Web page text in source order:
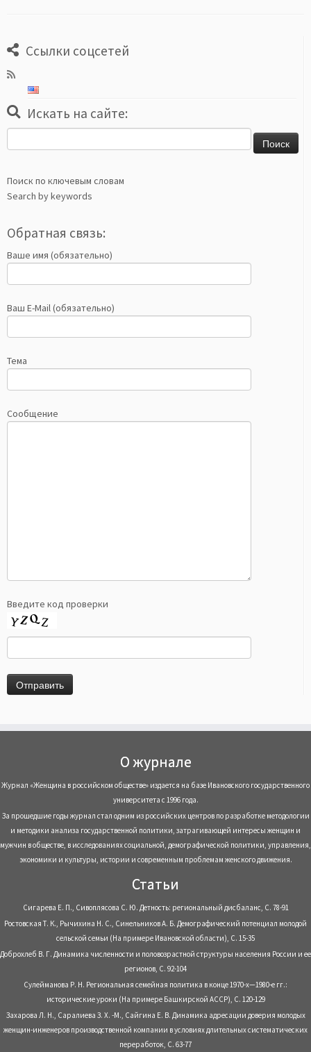
Ссылки соцсетей
Искать на сайте:
Поиск по ключевым словам
Search by keywords
Обратная связь:
Ваше имя (обязательно)
Ваш E-Mail (обязательно)
Тема
Сообщение
Введите код проверки
О журнале
Журнал «Женщина в российском обществе» издается на базе Ивановского государственного
университета с 1996 года.
За прошедшие годы журнал стал одним из российских центров по разработке методологии
и методики анализа государственной политики, затрагивающей интересы женщин и
мужчин в обществе, в исследованиях социальной, демографической политики, управления,
экономики и культуры, истории и современным проблемам женского движения.
Статьи
Сигарева Е. П., Сивоплясова С. Ю. Детность: региональный дисбаланс, С. 78-91
Ростовская Т. К., Рычихина Н. С., Синельников А. Б. Демографический потенциал молодой
сельской семьи (На примере Ивановской области), С. 15-35
Доброхлеб В. Г. Динамика численности и половозрастной структуры населения России и ее
регионов, С. 92-104
Сулейманова Р. Н. Региональная семейная политика в конце 1970-х—1980-е гг.:
исторические уроки (На примере Башкирской АССР), С. 120-129
Захарова Л. Н., Саралиева З. Х. -М., Сайгина Е. В. Динамика адресации доверия молодых
женщин-инженеров производственной компании в условиях длительных систематических
переработок, С. 63-77